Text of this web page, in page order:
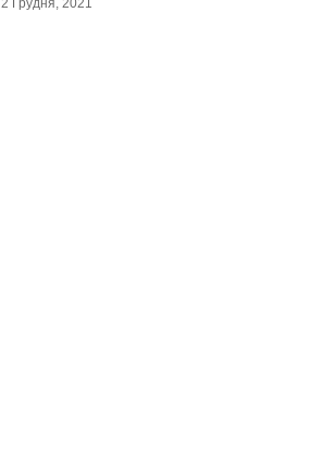
2 Грудня, 2021